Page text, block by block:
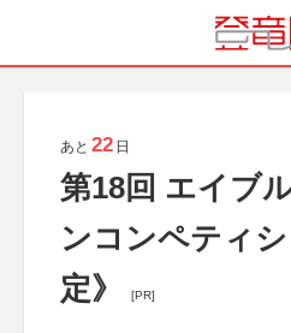
あと 22 日
第18回 エイブ
ンコンペティ
定》
[PR]